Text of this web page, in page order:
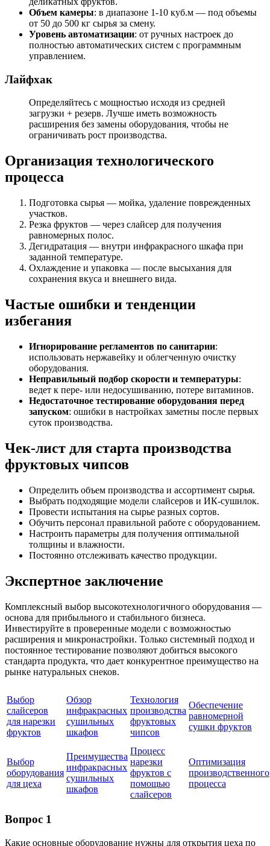
Объем камеры: в диапазоне 1-10 куб.м — под объемы
от 50 до 500 кг сырья за смену.
Уровень автоматизации: от ручных настроек до
полностью автоматических систем с программным
управлением.
Лайфхак
Определяйтесь с мощностью исходя из средней
загрузки + резерв. Лучше иметь возможность
расширения без замены оборудования, чтобы не
ограничивать рост производства.
Организация технологического
процесса
Подготовка сырья — мойка, удаление поврежденных
участков.
Резка фруктов — через слайсер для получения
равномерных полос.
Дегидратация — внутри инфракрасного шкафа при
заданной температуре.
Охлаждение и упаковка — после высыхания для
сохранения вкуса и внешнего вида.
Частые ошибки и тенденции
избегания
Игнорирование регламентов по санитарии:
использовать нержавейку и облегченную очистку
оборудования.
Неправильный подбор скорости и температуры:
ведет к пере- или недосушиванию, потере витаминов.
Недостаточное тестирование оборудования перед
запуском: ошибки в настройках заметны после первых
суток производства.
Чек-лист для старта производства
фруктовых чипсов
Определить объем производства и ассортимент сырья.
Выбрать подходящие модели слайсеров и ИК-сушилок.
Провести испытания на сырье разных сортов.
Обучить персонал правильной работе с оборудованием.
Настроить параметры для получения оптимальной
толщины и влажности.
Постоянно отслеживать качество продукции.
Экспертное заключение
Комплексный выбор высокотехнологичного оборудования —
основа для прибыльного и стабильного бизнеса.
Инвестируйте в проверенные модели с возможностью
расширения и микронастройки. Только системный подход и
постоянное тестирование позволяют добиться высокого
стандарта продукта, что дает конкурентное преимущество на
рынке натуральных снеков.
Выбор
слайсеров
для нарезки
фруктов
Обзор
инфракрасных
сушильных
шкафов
Технология
производства
фруктовых
чипсов
Обеспечение
равномерной
сушки фруктов
Выбор
оборудования
для цеха
Преимущества
инфракрасных
сушильных
шкафов
Процесс
нарезки
фруктов с
помощью
слайсеров
Оптимизация
производственного
процесса
Вопрос 1
Какие основные оборудование нужны для открытия цеха по